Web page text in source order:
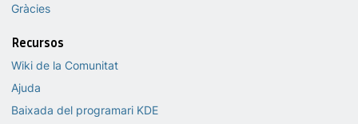
Gràcies
Recursos
Wiki de la Comunitat
Ajuda
Baixada del programari KDE